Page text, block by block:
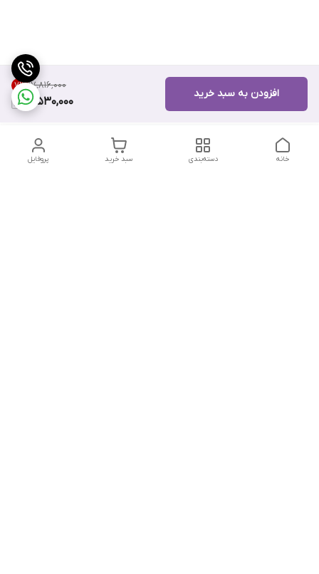
۱۷٬۸۱۶٬۰۰۰ 7%
16,530,000
افزودن به سبد خرید
پروفایل سبد خرید دسته‌بندی خانه